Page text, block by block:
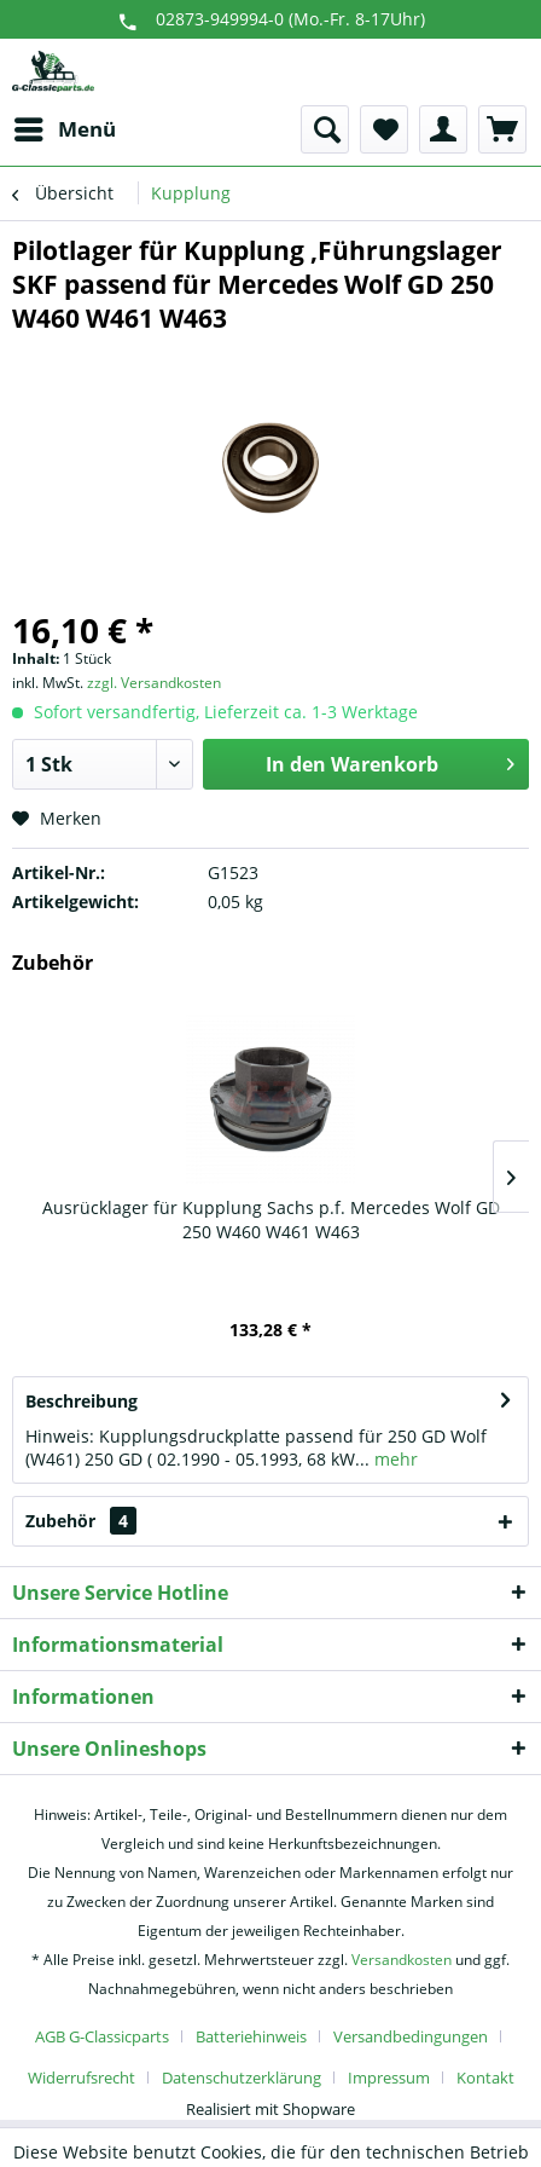
02873-949994-0 (Mo.-Fr. 8-17Uhr)
Menü
Übersicht Kupplung
Pilotlager für Kupplung ,Führungslager
SKF passend für Mercedes Wolf GD 250
W460 W461 W463
16,10 € *
Inhalt: 1 Stück
inkl. MwSt.zzgl. Versandkosten
Sofort versandfertig, Lieferzeit ca. 1-3 Werktage
In den Warenkorb
Merken
Artikel-Nr.:
G1523
Artikelgewicht:
0,05 kg
Zubehör
Ausrücklager für Kupplung Sachs p.f. Mercedes Wolf GD
250 W460 W461 W463
133,28 € *
Beschreibung
Hinweis: Kupplungsdruckplatte passend für 250 GD Wolf
(W461) 250 GD ( 02.1990 - 05.1993, 68 kW... mehr
Zubehör 4
Unsere Service Hotline
Informationsmaterial
Informationen
Unsere Onlineshops
Hinweis: Artikel-, Teile-, Original- und Bestellnummern dienen nur dem
Vergleich und sind keine Herkunftsbezeichnungen.
Die Nennung von Namen, Warenzeichen oder Markennamen erfolgt nur
zu Zwecken der Zuordnung unserer Artikel. Genannte Marken sind
Eigentum der jeweiligen Rechteinhaber.
* Alle Preise inkl. gesetzl. Mehrwertsteuer zzgl.Versandkosten und ggf.
Nachnahmegebühren, wenn nicht anders beschrieben
AGB G-Classicparts Batteriehinweis
Versandbedingungen
Widerrufsrecht
Datenschutzerklärung Impressum
Kontakt
Realisiert mit Shopware
Diese Website benutzt Cookies, die für den technischen Betrieb